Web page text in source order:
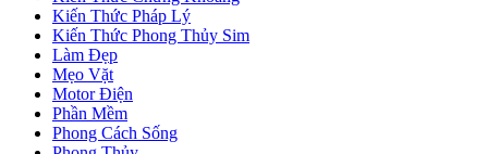
Kiến Thức Pháp Lý
Kiến Thức Phong Thủy Sim
Làm Đẹp
Mẹo Vặt
Motor Điện
Phần Mềm
Phong Cách Sống